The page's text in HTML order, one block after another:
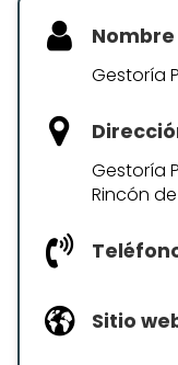
Nombre
Gestoría
Gestoría
Rincón
Sitio